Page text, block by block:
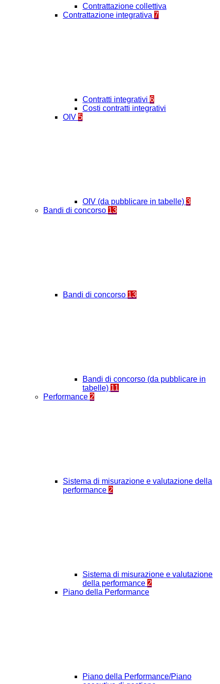
Contrattazione collettiva
Contrattazione integrativa 7
Contratti integrativi 6
Costi contratti integrativi
OIV 5
OIV (da pubblicare in tabelle) 3
Bandi di concorso 13
Bandi di concorso 13
Bandi di concorso (da pubblicare in
tabelle) 11
Performance 2
Sistema di misurazione e valutazione della
performance 2
Sistema di misurazione e valutazione
della performance 2
Piano della Performance
Piano della Performance/Piano